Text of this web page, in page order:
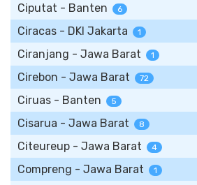
Ciputat - Banten 6
Ciracas - DKI Jakarta 1
Ciranjang - Jawa Barat 1
Cirebon - Jawa Barat 72
Ciruas - Banten 5
Cisarua - Jawa Barat 8
Citeureup - Jawa Barat 4
Compreng - Jawa Barat 1